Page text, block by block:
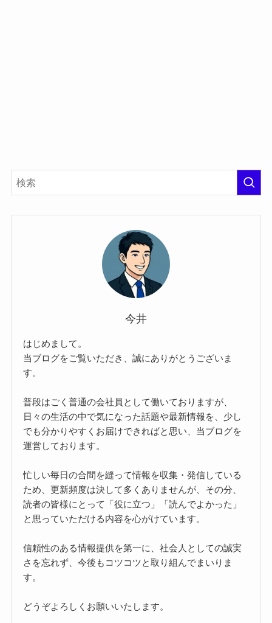
今井
はじめまして。
当ブログをご覧いただき、誠にありがとうございま
す。
普段はごく普通の会社員として働いておりますが、
日々の生活の中で気になった話題や最新情報を、少し
でも分かりやすくお届けできればと思い、当ブログを
運営しております。
忙しい毎日の合間を縫って情報を収集・発信している
ため、更新頻度は決して多くありませんが、その分、
読者の皆様にとって「役に立つ」「読んでよかった」
と思っていただける内容を心がけています。
信頼性のある情報提供を第一に、社会人としての誠実
さを忘れず、今後もコツコツと取り組んでまいりま
す。
どうぞよろしくお願いいたします。